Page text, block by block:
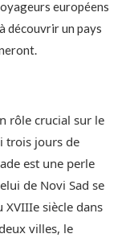
européens
découvrir un pays
rôle crucial sur le
trois jours de
est une perle
de Novi Sad se
siècle dans
villes, le